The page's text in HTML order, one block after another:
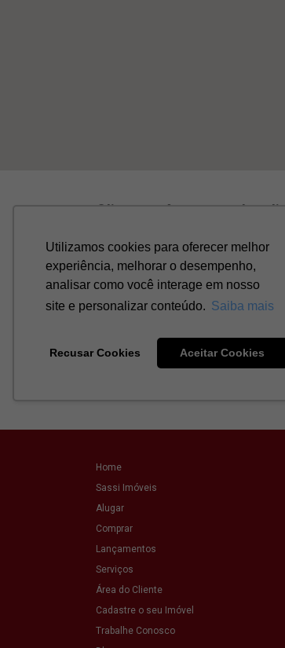
Home
Sassi Imóveis
Alugar
Comprar
Lançamentos
Serviços
Área do Cliente
Cadastre o seu Imóvel
Trabalhe Conosco